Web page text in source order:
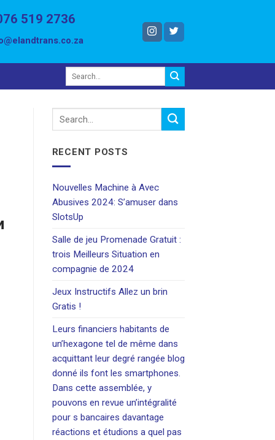
519 2736
RECENT POSTS
Nouvelles Machine à Avec
Abusives 2024: S’amuser dans
SlotsUp
Salle de jeu Promenade Gratuit :
trois Meilleurs Situation en
compagnie de 2024
Jeux Instructifs Allez un brin
Gratis !
Leurs financiers habitants de
un’hexagone tel de même dans
acquittant leur degré rangée blog
donné ils font les smartphones.
Dans cette assemblée, y
pouvons en revue un’intégralité
pour s bancaires davantage
réactions et étudions a quel pas